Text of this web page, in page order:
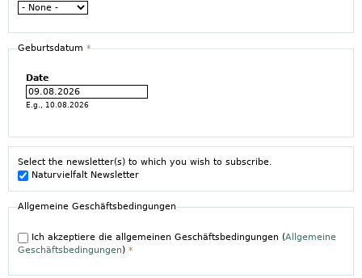
Geburtsdatum *
Date
E.g., 10.08.2026
Select the newsletter(s) to which you wish to subscribe.
Naturvielfalt Newsletter
Allgemeine Geschäftsbedingungen
Ich akzeptiere die allgemeinen Geschäftsbedingungen (Allgemeine
Geschäftsbedingungen) *